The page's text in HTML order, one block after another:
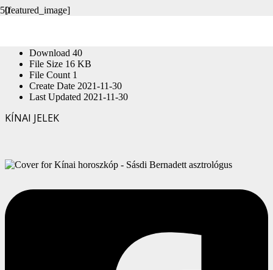
[featured_image]
Download 40
File Size 16 KB
File Count 1
Create Date 2021-11-30
Last Updated 2021-11-30
KÍNAI JELEK